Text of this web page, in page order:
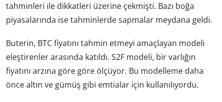
tahminleri ile dikkatleri üzerine çekmişti. Bazı boğa
piyasalarında ise tahminlerde sapmalar meydana geldi.
Buterin, BTC fiyatını tahmin etmeyi amaçlayan modeli
eleştirenler arasında katıldı. S2F modeli, bir varlığın
fiyatını arzına göre göre ölçüyor. Bu modelleme daha
önce altın ve gümüş gibi emtialar için kullanılıyordu.